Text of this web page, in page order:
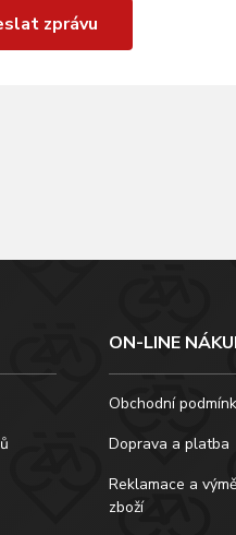
zprávu
ON-LINE
Obchodní
Doprava a platba
Reklamace a
zboží